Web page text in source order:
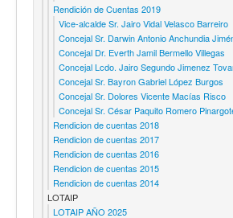
Rendición de Cuentas 2019
Vice-alcalde Sr. Jairo Vidal Velasco Barreiro
Concejal Sr. Darwin Antonio Anchundia
Concejal Dr. Everth Jamil Bermello Villegas
Concejal Lcdo. Jairo Segundo Jimenez
Concejal Sr. Bayron Gabriel López Burgos
Concejal Sr. Dolores Vicente Macías Risco
Concejal Sr. César Paquito Romero
Rendicion de cuentas 2018
Rendicion de cuentas 2017
Rendicion de cuentas 2016
Rendicion de cuentas 2015
Rendicion de cuentas 2014
LOTAIP
LOTAIP AÑO 2025